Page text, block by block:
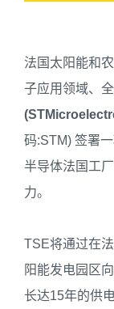
法国太阳能和
子应用领域、
码:STM) 签署
半导体法国工
力。
TSE将通过在
阳能发电园区
长达15年的供